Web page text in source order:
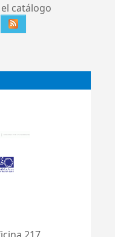
catálogo